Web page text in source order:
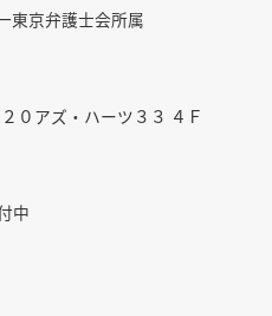
東京弁護士会所属
０アズ・ハーツ３３ ４Ｆ
中